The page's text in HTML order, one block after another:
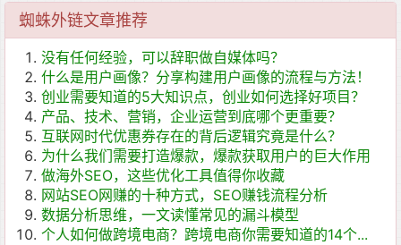
蜘蛛外链文章推荐
没有任何经验，可以辞职做自媒体吗？
什么是用户画像？分享构建用户画像的流程与方法！
创业需要知道的5大知识点，创业如何选择好项目？
产品、技术、营销，企业运营到底哪个更重要？
互联网时代优惠券存在的背后逻辑究竟是什么？
为什么我们需要打造爆款，爆款获取用户的巨大作用
做海外SEO，这些优化工具值得你收藏
网站SEO网赚的十种方式，SEO赚钱流程分析
数据分析思维，一文读懂常见的漏斗模型
个人如何做跨境电商？跨境电商你需要知道的14个...